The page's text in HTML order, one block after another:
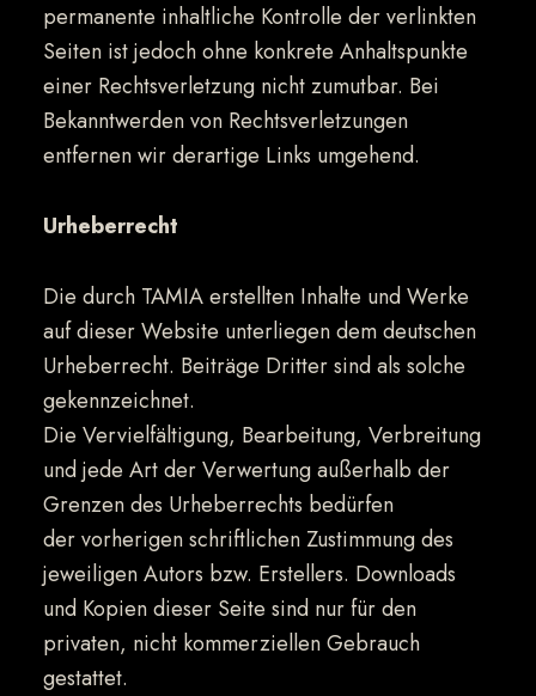
permanente inhaltliche Kontrolle der verlinkten
Seiten ist jedoch ohne konkrete Anhaltspunkte
einer Rechtsverletzung nicht zumutbar. Bei
Bekanntwerden von Rechtsverletzungen
entfernen wir derartige Links umgehend.
Urheberrecht
Die durch TAMIA erstellten Inhalte und Werke
auf dieser Website unterliegen dem deutschen
Urheberrecht. Beiträge Dritter sind als solche
gekennzeichnet.
Die Vervielfältigung, Bearbeitung, Verbreitung
und jede Art der Verwertung außerhalb der
Grenzen des Urheberrechts bedürfen
der vorherigen schriftlichen Zustimmung des
jeweiligen Autors bzw. Erstellers. Downloads
und Kopien dieser Seite sind nur für den
privaten, nicht kommerziellen Gebrauch
gestattet.